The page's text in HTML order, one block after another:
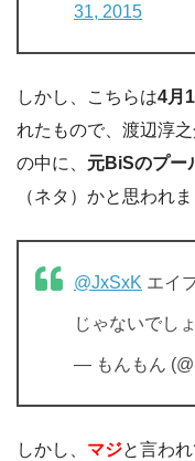
31, 2015
しかし、こちらは4月
れたもので、渡辺淳
の中に、 元BiSのプー
（ネタ）かと思われま
@JxSxK エイ
じゃないでし
— もんもん
しかし、 マジと言わ